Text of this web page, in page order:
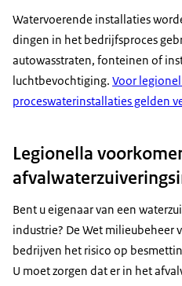
Watervoerende installaties
dingen in het bedrijfsproces
autowasstraten, fonteinen of
luchtbevochtiging. Voor
proceswaterinstallaties gelden
Legionella
Bent u eigenaar van een
industrie? De Wet milieubeheer
bedrijven het risico op
U moet zorgen dat er in het